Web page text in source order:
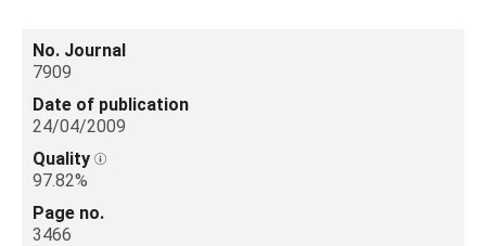
No. Journal
7909
Date of publication
24/04/2009
Quality
97.82%
Page no.
3466